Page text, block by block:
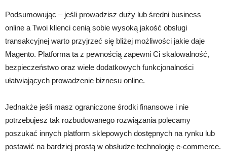
Podsumowując – jeśli prowadzisz duży lub średni business
online a Twoi klienci cenią sobie wysoką jakość obsługi
transakcyjnej warto przyjrzeć się bliżej możliwości jakie daje
Magento. Platforma ta z pewnością zapewni Ci skalowalność,
bezpieczeństwo oraz wiele dodatkowych funkcjonalności
ułatwiających prowadzenie biznesu online.
Jednakże jeśli masz ograniczone środki finansowe i nie
potrzebujesz tak rozbudowanego rozwiązania polecamy
poszukać innych platform sklepowych dostępnych na rynku lub
postawić na bardziej prostą w obsłudze technologię e-commerce.